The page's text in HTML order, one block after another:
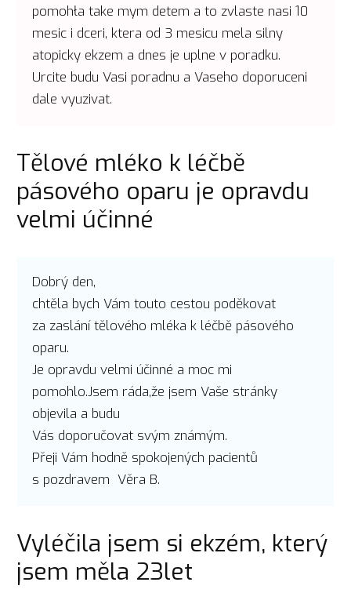
pomohła take mym detem a to zvlaste nasi 10
mesic i dceri, ktera od 3 mesicu mela silny
atopicky ekzem a dnes je uplne v poradku.
Urcite budu Vasi poradnu a Vaseho doporuceni
dale vyuzivat.
Tělové mléko k léčbě
pásového oparu je opravdu
velmi účinné
Dobrý den,
chtěla bych Vám touto cestou poděkovat
za zaslání tělového mléka k léčbě pásového
oparu.
Je opravdu velmi účinné a moc mi
pomohlo.Jsem ráda,že jsem Vaše stránky
objevila a budu
Vás doporučovat svým známým.
Přeji Vám hodně spokojených pacientů
s pozdravem Věra B.
Vyléčila jsem si ekzém, který
jsem měla 23let